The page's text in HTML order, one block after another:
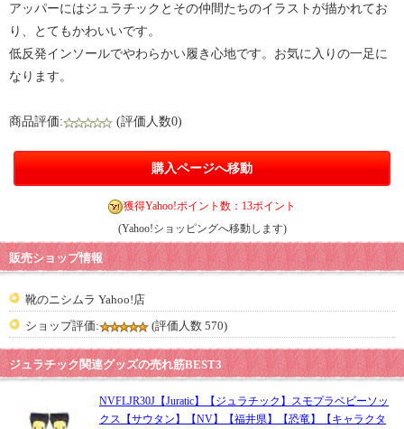
アッパーにはジュラチックとその仲間たちのイラストが描かれてお
り、とてもかわいいです。
低反発インソールでやわらかい履き心地です。お気に入りの一足に
なります。
商品評価: (評価人数0)
購入ページへ移動
獲得Yahoo!ポイント数：13ポイント
(Yahoo!ショッピングへ移動します)
販売ショップ情報
靴のニシムラ Yahoo!店
ショップ評価:
(評価人数 570)
ジュラチック関連グッズの売れ筋BEST3
NVFLJR30J【Juratic】【ジュラチック】スモプラベビーソッ
クス【サウタン】【NV】【福井県】【恐竜】【キャラクタ